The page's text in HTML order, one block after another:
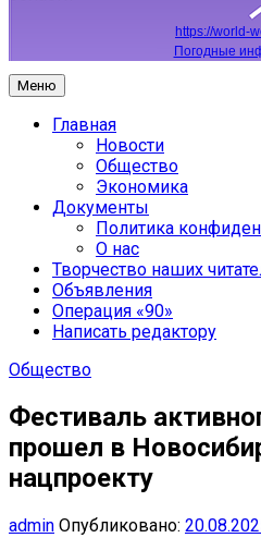
https://world-
Погодные
Меню
Главная
Новости
Общество
Экономика
Документы
Политика
О нас
Творчество наших
Объявления
Операция «90»
Написать редактору
Общество
Фестиваль
прошел в
нацпроекту
admin Опубликовано: